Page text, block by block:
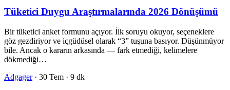
Tüketici Duygu Araştırmalarında 2026 Dönüşümü
Bir tüketici anket formunu açıyor. İlk soruyu okuyor, seçeneklere
göz gezdiriyor ve içgüdüsel olarak “3” tuşuna basıyor. Düşünmüyor
bile. Ancak o kararın arkasında — fark etmediği, kelimelere
dökmediği…
Adgager · 30 Tem · 9 dk